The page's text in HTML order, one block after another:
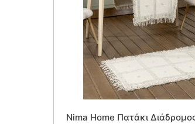
Nima Home Πατάκι